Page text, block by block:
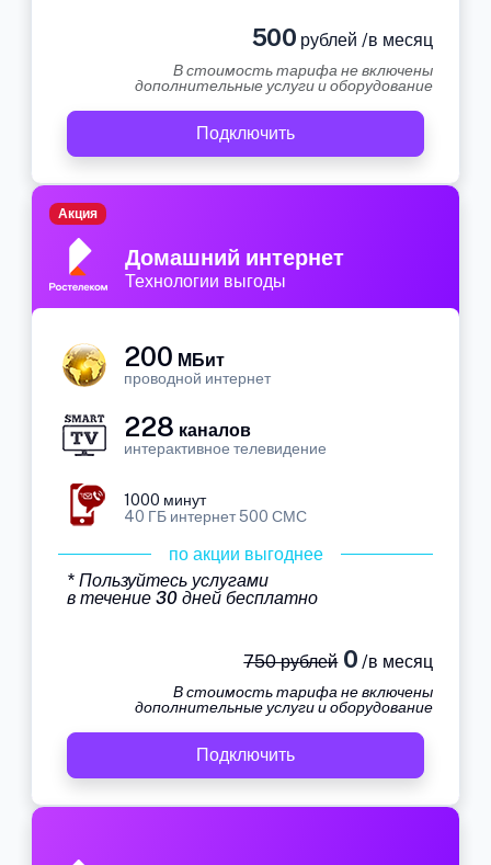
500 рублей /в месяц
В стоимость тарифа не включены
дополнительные услуги и оборудование
Подключить
Домашний интернет
Технологии выгоды
Акция
200 МБит
проводной интернет
228 каналов
интерактивное телевидение
1000 минут
40 ГБ интернет 500 СМС
по акции выгоднее
* Пользуйтесь услугами
в течение 30 дней бесплатно
750 рублей0 /в месяц
В стоимость тарифа не включены
дополнительные услуги и оборудование
Подключить